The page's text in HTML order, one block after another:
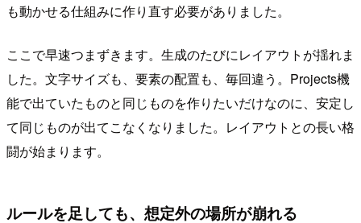
も動かせる仕組みに作り直す必要がありました。
ここで早速つまずきます。生成のたびにレイアウトが揺れま
した。文字サイズも、要素の配置も、毎回違う。Projects機
能で出ていたものと同じものを作りたいだけなのに、安定し
て同じものが出てこなくなりました。レイアウトとの長い格
闘が始まります。
ルールを足しても、想定外の場所が崩れる